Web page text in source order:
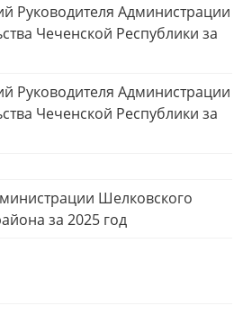
Руководителя Администрации
Чеченской Республики за
Руководителя Администрации
Чеченской Республики за
Шелковского
за 2025 год